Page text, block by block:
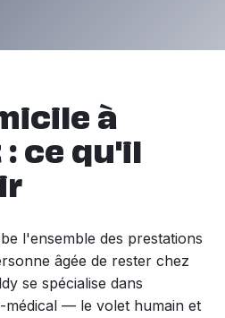
à
ce qu'il
l'ensemble des prestations
âgée de rester chez
se spécialise dans
— le volet humain et